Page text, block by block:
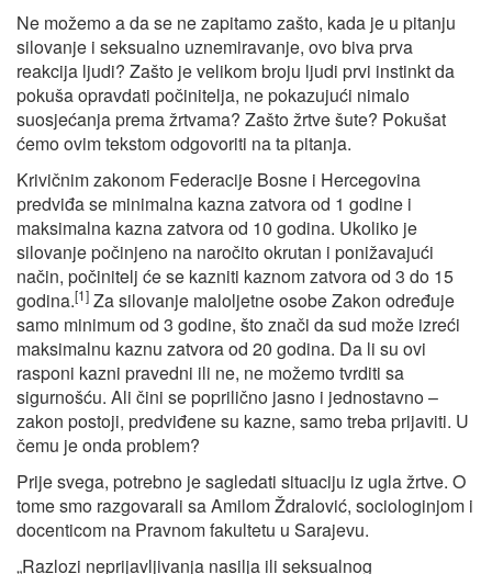
Ne možemo a da se ne zapitamo zašto, kada je u pitanju
silovanje i seksualno uznemiravanje, ovo biva prva
reakcija ljudi? Zašto je velikom broju ljudi prvi instinkt da
pokuša opravdati počinitelja, ne pokazujući nimalo
suosjećanja prema žrtvama? Zašto žrtve šute? Pokušat
ćemo ovim tekstom odgovoriti na ta pitanja.
Krivičnim zakonom Federacije Bosne i Hercegovina
predviđa se minimalna kazna zatvora od 1 godine i
maksimalna kazna zatvora od 10 godina. Ukoliko je
silovanje počinjeno na naročito okrutan i ponižavajući
način, počinitelj će se kazniti kaznom zatvora od 3 do 15
godina.[1] Za silovanje maloljetne osobe Zakon određuje
samo minimum od 3 godine, što znači da sud može izreći
maksimalnu kaznu zatvora od 20 godina. Da li su ovi
rasponi kazni pravedni ili ne, ne možemo tvrditi sa
sigurnošću. Ali čini se poprilično jasno i jednostavno –
zakon postoji, predviđene su kazne, samo treba prijaviti. U
čemu je onda problem?
Prije svega, potrebno je sagledati situaciju iz ugla žrtve. O
tome smo razgovarali sa Amilom Ždralović, sociologinjom i
docenticom na Pravnom fakultetu u Sarajevu.
„Razlozi neprijavljivanja nasilja ili seksualnog